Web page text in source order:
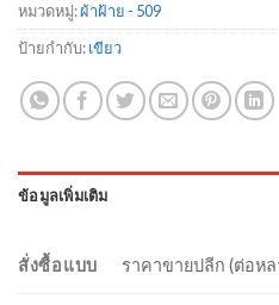
หมวดหมู่:ผ้าฝ้าย - 509
ป้ายกำกับ:เขียว
ข้อมูลเพิ่มเติม
สั่งซื้อแบบ ราคาขายปลีก (ต่อห